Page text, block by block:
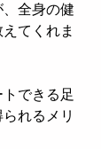
全身の健
てくれま
できる足
れるメリ